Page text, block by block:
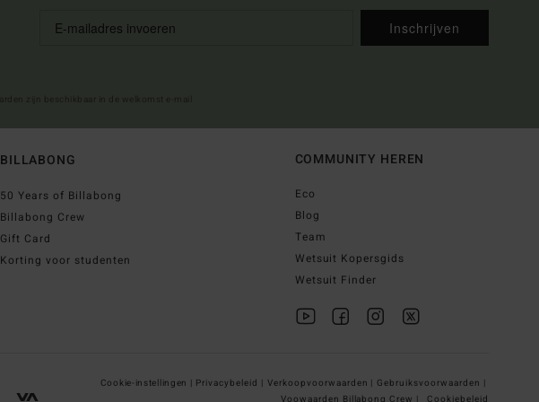
Inschrijven
BILLABONG
50 Years of Billabong
Billabong Crew
Gift Card
Korting voor studenten
COMMUNITY HEREN
Eco
Blog
Team
Wetsuit Kopersgids
Wetsuit Finder
Cookie-instellingen | Privacybeleid | Verkoopvoorwaarden | Gebruiksvoorwaarden |